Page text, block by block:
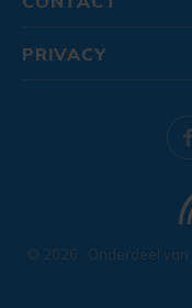
© 2026 . Onderdeel van
PRIVACY